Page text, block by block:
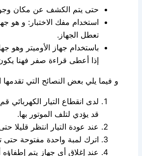
حتى يتم الكشف عن مكان وجود
استخدام مفك الاختبار: و هو
تعطل الجهاز.
باستخدام جهاز الأوميتر
إذا أعطى قراءة صفر فهنا
و فيما يلي بعض النصائح التي
لدى انقطاع التيار الكهربائي
قد يؤدي لتلف الموتور بها.
عند عودة التيار انتظر قليلا
اترك لمبة واحدة مفتوحة حتى
عند إغلاق أي جهاز يتم